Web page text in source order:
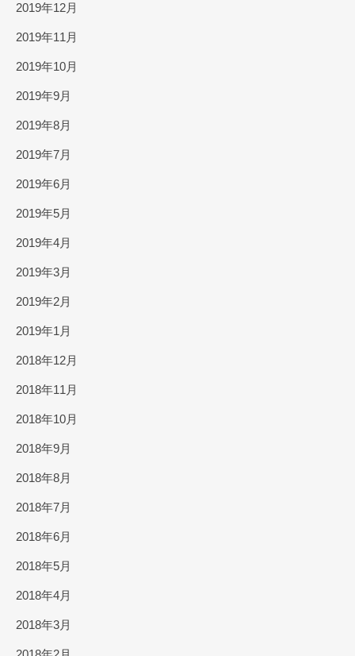
2019年12月
2019年11月
2019年10月
2019年9月
2019年8月
2019年7月
2019年6月
2019年5月
2019年4月
2019年3月
2019年2月
2019年1月
2018年12月
2018年11月
2018年10月
2018年9月
2018年8月
2018年7月
2018年6月
2018年5月
2018年4月
2018年3月